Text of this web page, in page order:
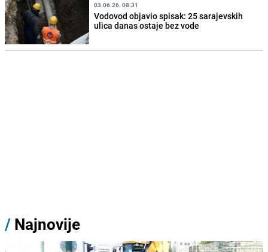
03.06.26. 08:31
Vodovod objavio spisak: 25 sarajevskih
ulica danas ostaje bez vode
/ Najnovije